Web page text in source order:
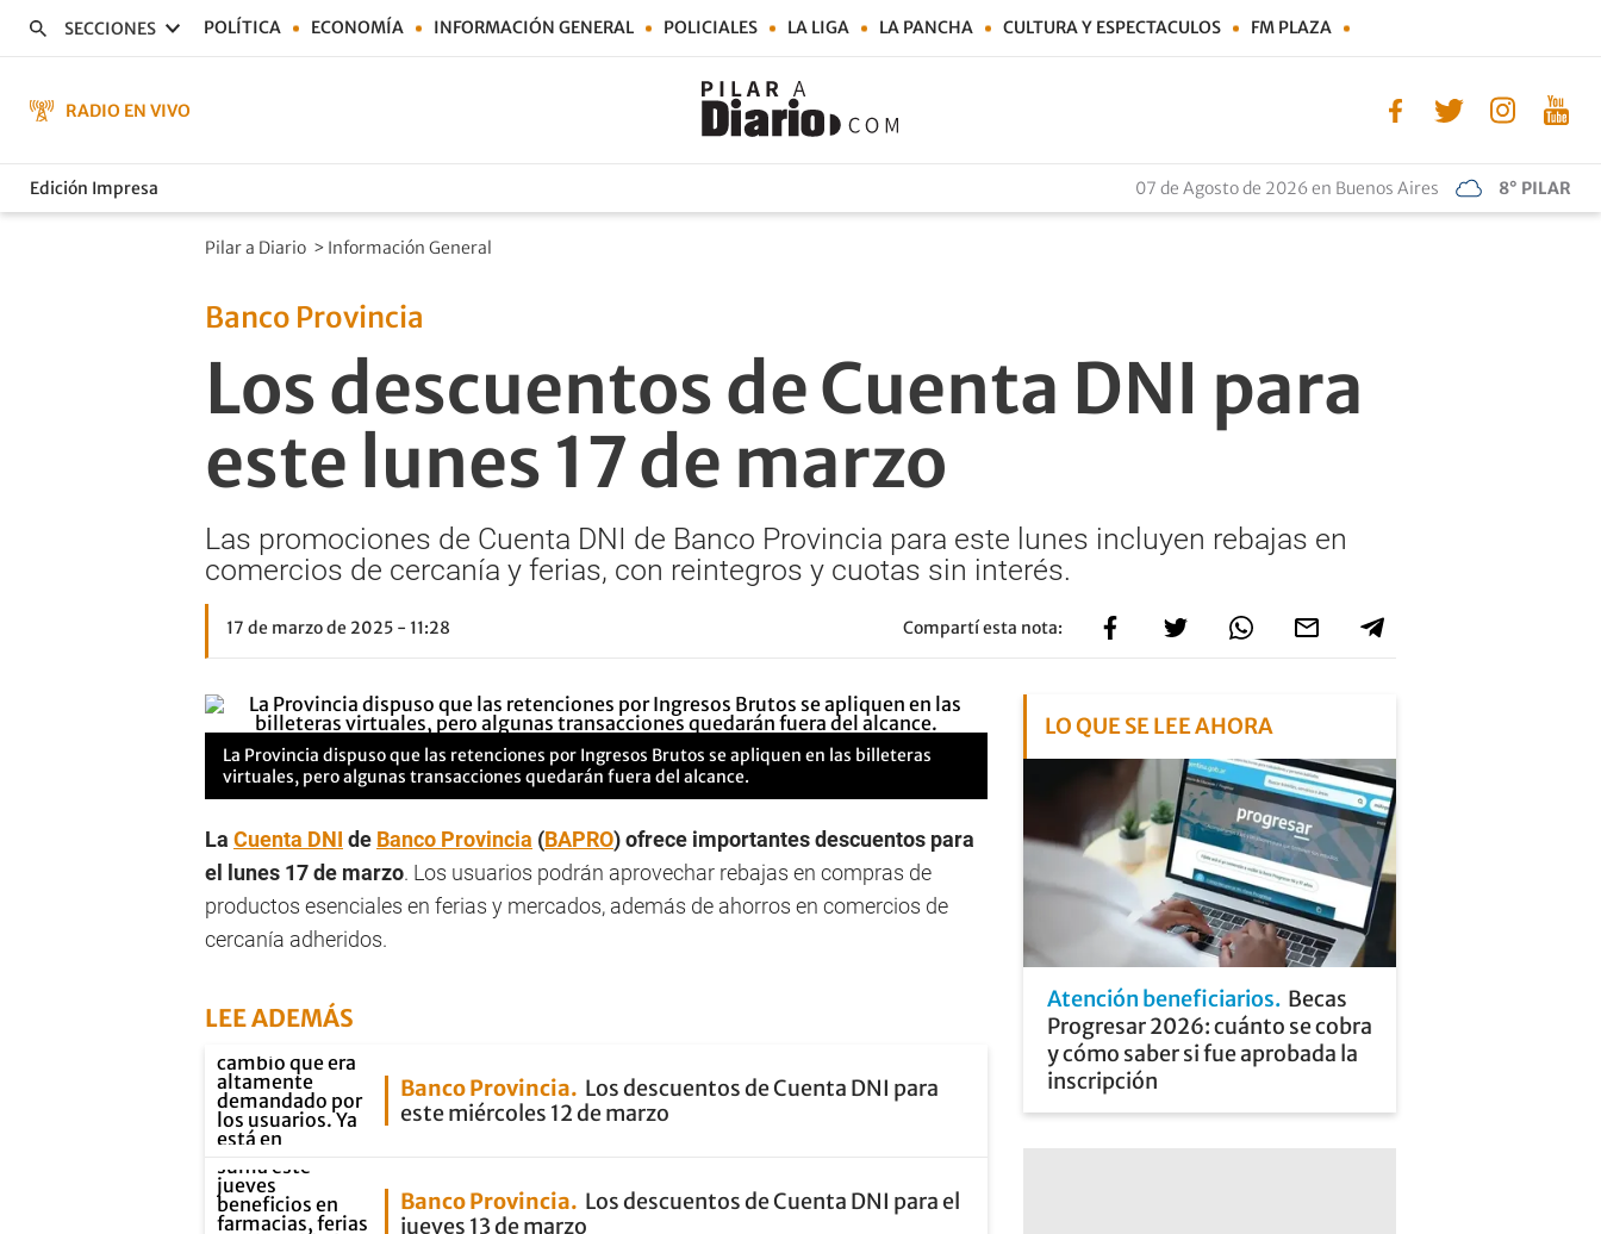
SECCIONES POLÍTICA ECONOMÍA INFORMACIÓN GENERAL POLICIALES LA LIGA LA PANCHA CULTURA Y ESPECTACULOS FM PLAZA
RADIO EN VIVO
Edición Impresa 07 de Agosto de 2026 en Buenos Aires 8° PILAR
Pilar a Diario > Información General
Banco Provincia
Los descuentos de Cuenta DNI para
este lunes 17 de marzo
Las promociones de Cuenta DNI de Banco Provincia para este lunes incluyen rebajas en
comercios de cercanía y ferias, con reintegros y cuotas sin interés.
17 de marzo de 2025 - 11:28 Compartí esta nota:
La Provincia dispuso que las retenciones por Ingresos Brutos se apliquen en las billeteras
virtuales, pero algunas transacciones quedarán fuera del alcance.
La Cuenta DNI de Banco Provincia (BAPRO) ofrece importantes descuentos para
el lunes 17 de marzo. Los usuarios podrán aprovechar rebajas en compras de
productos esenciales en ferias y mercados, además de ahorros en comercios de
cercanía adheridos.
LEE ADEMÁS
Banco Provincia
Los descuentos de Cuenta DNI para
este miércoles 12 de marzo
Banco Provincia
Los descuentos de Cuenta DNI para el
jueves 13 de marzo
LO QUE SE LEE AHORA
Atención beneficiarios Becas
Progresar 2026: cuánto se cobra
y cómo saber si fue aprobada la
inscripción